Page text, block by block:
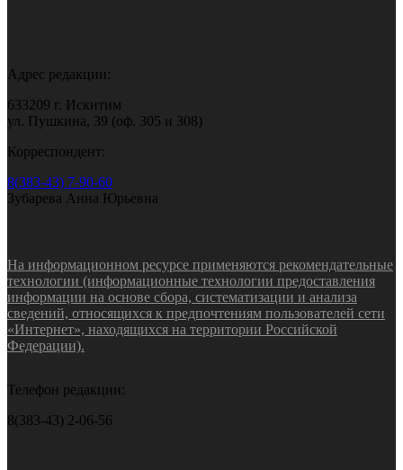
Адрес редакции:
633209 г. Искитим
ул. Пушкина, 39 (оф. 305 и 308)
Корреспондент:
8(383-43) 7-90-60
Зубарева Анна Юрьевна
На информационном ресурсе применяются рекомендательные
технологии (информационные технологии предоставления
информации на основе сбора, систематизации и анализа
сведений, относящихся к предпочтениям пользователей сети
«Интернет», находящихся на территории Российской
Федерации).
Телефон редакции:
8(383-43) 2-06-56